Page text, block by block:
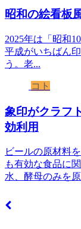
昭和の絵看板
2025年は「昭和
平成がいちばん
う。老...
コト
象印がクラフ
効利用
ビールの原材料
も有効な食品に
水、酵母のみを